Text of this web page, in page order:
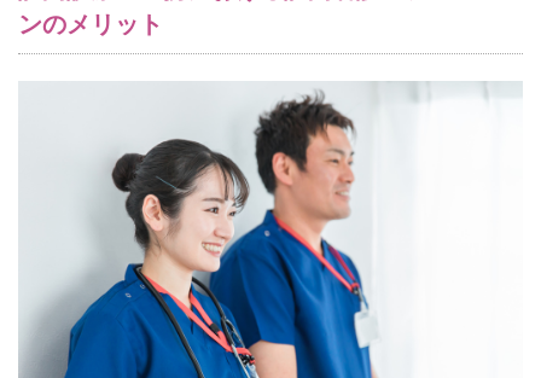
ト
と
は
なケア
効率的
な診療
と時間
の節約
ンのメリット